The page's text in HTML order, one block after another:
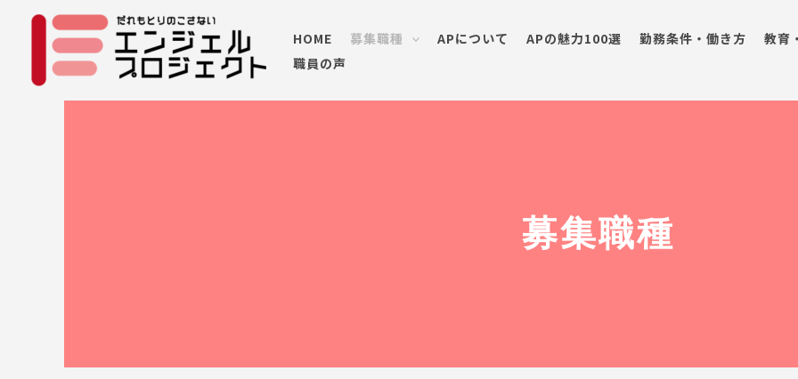
HOME 募集職種 APについて APの魅力100選 勤務条件・働き方
教育
職員の声
募集職種